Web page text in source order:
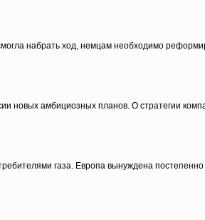
набрать ход, немцам необходимо
новых амбициозных планов. О стратегии
газа. Европа вынуждена постепенно